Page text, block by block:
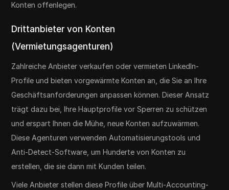
Konten offenlegen.
Drittanbieter von Konten
(Vermietungsagenturen)
Zahlreiche Anbieter verkaufen oder vermieten LinkedIn-
Profile und bieten vorgewärmte Konten an, die Sie an Ihre
Geschäftsanforderungen anpassen können. Dieser Ansatz
trägt dazu bei, Ihre Hauptprofile vor Sperren zu schützen
und erspart Ihnen die Mühe, neue Konten aufzuwärmen.
Diese Agenturen verwenden Automatisierungstools und
Anti-Detect-Software, um Hunderte von Konten zu
erstellen, die sie dann mit Kunden teilen.
Viele Anbieter stellen diese Profile über Multi-Accounting-